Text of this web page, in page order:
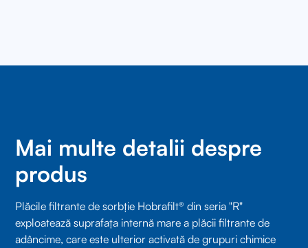
Mai multe detalii despre
produs
Plăcile filtrante de sorbție Hobrafilt® din seria "R"
exploatează suprafața internă mare a plăcii filtrante de
adâncime, care este ulterior activată de grupuri chimice